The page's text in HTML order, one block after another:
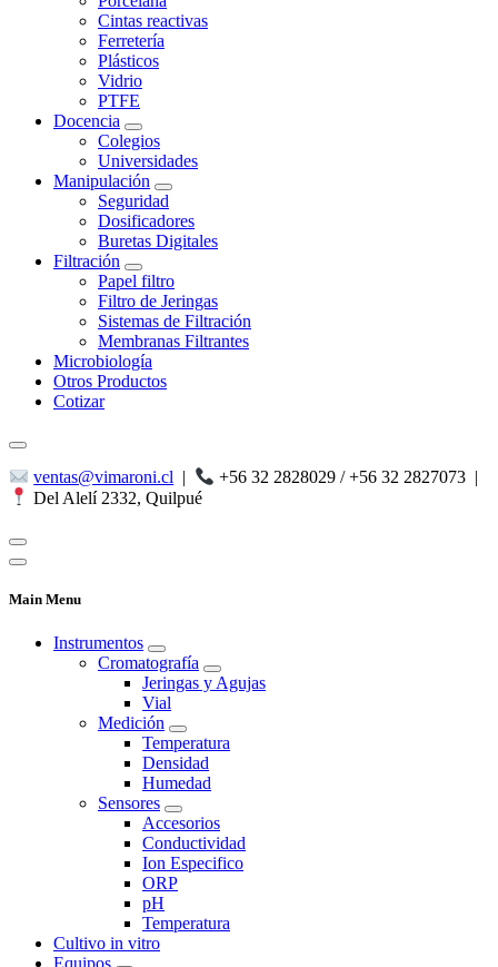
Cintas reactivas
Ferretería
Plásticos
Vidrio
PTFE
Docencia
Colegios
Universidades
Manipulación
Seguridad
Dosificadores
Buretas Digitales
Filtración
Papel filtro
Filtro de Jeringas
Sistemas de Filtración
Membranas Filtrantes
Microbiología
Otros Productos
Cotizar
ventas@vimaroni.cl | +56 32 2828029 / +56 32 2827073 |
Del Alelí 2332, Quilpué
Main Menu
Instrumentos
Cromatografía
Jeringas y Agujas
Vial
Medición
Temperatura
Densidad
Humedad
Sensores
Accesorios
Conductividad
Ion Especifico
ORP
pH
Temperatura
Cultivo in vitro
Equipos